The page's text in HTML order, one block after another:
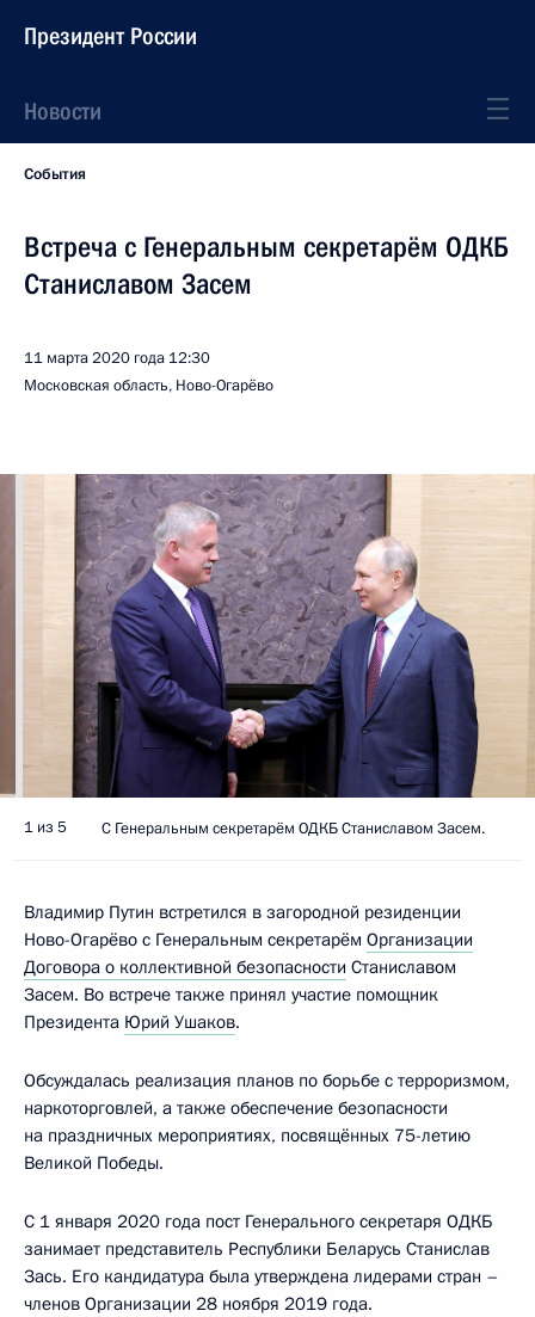
Президент России
Новости
События
Встреча с Генеральным секретарём ОДКБ
Станиславом Засем
11 марта 2020 года 12:30
Московская область, Ново-Огарёво
1 из 5 C Генеральным секретарём ОДКБ Станиславом Засем.
Владимир Путин встретился в загородной резиденции
Ново-Огарёво с Генеральным секретарём Организации
Договора о коллективной безопасности Станиславом
Засем. Во встрече также принял участие помощник
Президента Юрий Ушаков.
Обсуждалась реализация планов по борьбе с терроризмом,
наркоторговлей, а также обеспечение безопасности
на праздничных мероприятиях, посвящённых 75-летию
Великой Победы.
С 1 января 2020 года пост Генерального секретаря ОДКБ
занимает представитель Республики Беларусь Станислав
Зась. Его кандидатура была утверждена лидерами стран –
членов Организации 28 ноября 2019 года.